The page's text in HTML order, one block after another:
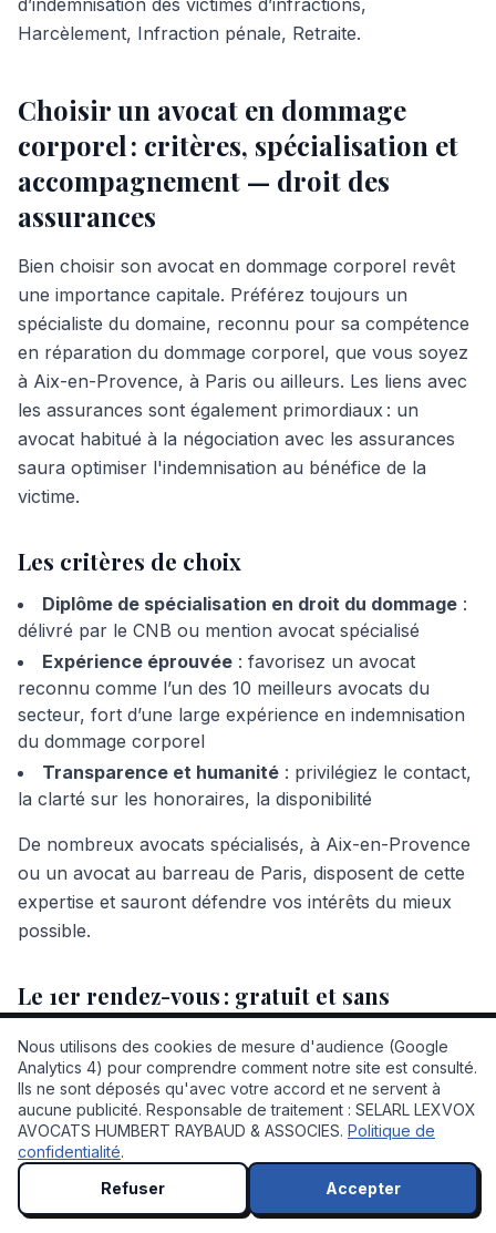
d’indemnisation des victimes d’infractions,
Harcèlement, Infraction pénale, Retraite.
Choisir un avocat en dommage
corporel : critères, spécialisation et
accompagnement — droit des
assurances
Bien choisir son avocat en dommage corporel revêt
une importance capitale. Préférez toujours un
spécialiste du domaine, reconnu pour sa compétence
en réparation du dommage corporel, que vous soyez
à Aix-en-Provence, à Paris ou ailleurs. Les liens avec
les assurances sont également primordiaux : un
avocat habitué à la négociation avec les assurances
saura optimiser l'indemnisation au bénéfice de la
victime.
Les critères de choix
Diplôme de spécialisation en droit du dommage :
délivré par le CNB ou mention avocat spécialisé
Expérience éprouvée : favorisez un avocat
reconnu comme l’un des 10 meilleurs avocats du
secteur, fort d’une large expérience en indemnisation
du dommage corporel
Transparence et humanité : privilégiez le contact,
la clarté sur les honoraires, la disponibilité
De nombreux avocats spécialisés, à Aix-en-Provence
ou un avocat au barreau de Paris, disposent de cette
expertise et sauront défendre vos intérêts du mieux
possible.
Le 1er rendez-vous : gratuit et sans
engagement
Le cabinet LEXVOX vous accueille pour une première
évaluation gratuite, à distance ou sur place, afin de
vous exposer vos droits, les modalités de réparation
du dommage corporel, et vous conseiller sur les
meilleurs recours.
Nous utilisons des cookies de mesure d'audience (Google
Analytics 4) pour comprendre comment notre site est consulté.
Ils ne sont déposés qu'avec votre accord et ne servent à
aucune publicité. Responsable de traitement : SELARL LEXVOX
AVOCATS HUMBERT RAYBAUD & ASSOCIES. Politique de
confidentialité.
Refuser
Accepter
💬 À votre service !